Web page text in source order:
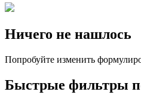
Ничего не нашлось
Попробуйте изменить
Быстрые фильтры